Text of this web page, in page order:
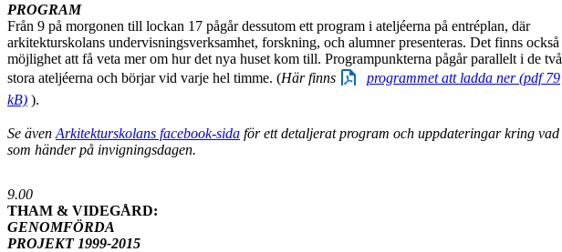
PROGRAM
Från 9 på morgonen till lockan 17 pågår dessutom ett program i ateljéerna på entréplan, där
arkitekturskolans undervisningsverksamhet, forskning, och alumner presenteras. Det finns också
möjlighet att få veta mer om hur det nya huset kom till. Programpunkterna pågår parallelt i de två
stora ateljéerna och börjar vid varje hel timme. (Här finns
programmet att ladda ner (pdf 79
kB) ).
Se även Arkitekturskolans facebook-sida för ett detaljerat program och uppdateringar kring vad
som händer på invigningsdagen.
9.00
THAM & VIDEGÅRD:
GENOMFÖRDA
PROJEKT 1999-2015